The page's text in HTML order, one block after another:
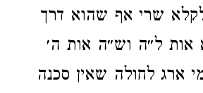
שרי אף שהוא דרך
אות ל״ה וש״ה אות ה׳
ארג לחולה שאין סכנה